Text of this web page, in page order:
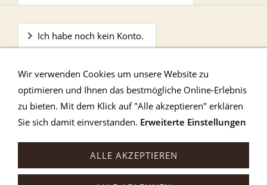
Ich habe noch kein Konto.
Sitemap Cookie-Einstellungen
Wir verwenden Cookies um unsere Website zu
optimieren und Ihnen das bestmögliche Online-Erlebnis
zu bieten. Mit dem Klick auf "Alle akzeptieren" erklären
Sie sich damit einverstanden. Erweiterte Einstellungen
ALLE AKZEPTIEREN